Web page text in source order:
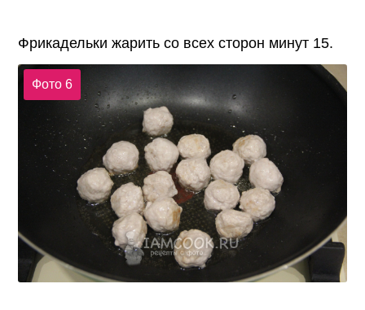
Фрикадельки жарить со всех сторон минут 15.
Фото 6